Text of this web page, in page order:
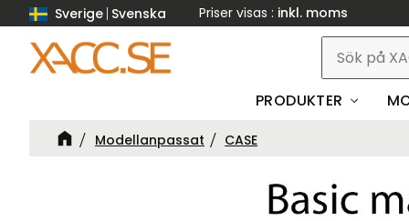
Sverige Svenska Priser visas inkl. moms
PRODUKTER
Modellanpassat CASE